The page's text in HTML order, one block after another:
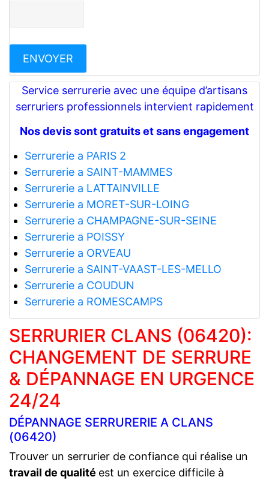
Service serrurerie avec une équipe d’artisans
serruriers professionnels intervient rapidement
Nos devis sont gratuits et sans engagement
Serrurerie a PARIS 2
Serrurerie a SAINT-MAMMES
Serrurerie a LATTAINVILLE
Serrurerie a MORET-SUR-LOING
Serrurerie a CHAMPAGNE-SUR-SEINE
Serrurerie a POISSY
Serrurerie a ORVEAU
Serrurerie a SAINT-VAAST-LES-MELLO
Serrurerie a COUDUN
Serrurerie a ROMESCAMPS
SERRURIER CLANS (06420):
CHANGEMENT DE SERRURE
& DÉPANNAGE EN URGENCE
24/24
DÉPANNAGE SERRURERIE A CLANS
(06420)
Trouver un serrurier de confiance qui réalise un
travail de qualité est un exercice difficile à